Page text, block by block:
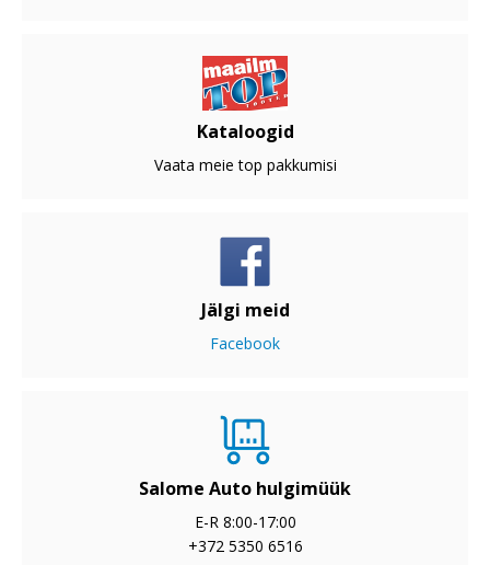
Kataloogid
Vaata meie top pakkumisi
Jälgi meid
Facebook
Salome Auto hulgimüük
E-R 8:00-17:00
+372 5350 6516